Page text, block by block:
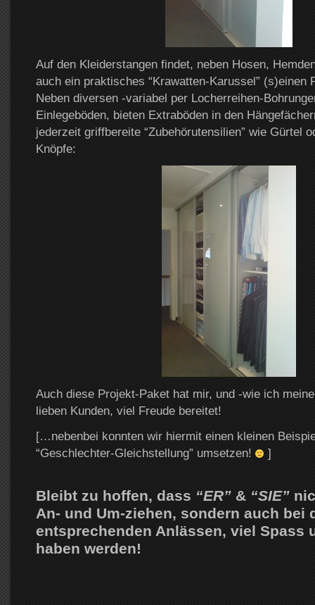
Auf den Kleiderstangen findet, neben Hosen,
auch ein praktisches “Krawatten-Karussel” (s)einen
Neben diversen -variabel per Locherreihen-
Einlegeböden, bieten Extraböden in den
jederzeit griffbereite “Zubehörutensilien” wie Gürtel
Knöpfe:
Auch diese Projekt-Paket hat mir, und -wie ich
lieben Kunden, viel Freude bereitet!
[…nebenbei konnten wir hiermit einen kleinen
“Geschlechter-Gleichstellung” umsetzen!
]
Bleibt zu hoffen, dass “ER”& “SIE”
An- und Um-ziehen, sondern auch bei
entsprechenden Anlässen, viel Spass
haben werden!